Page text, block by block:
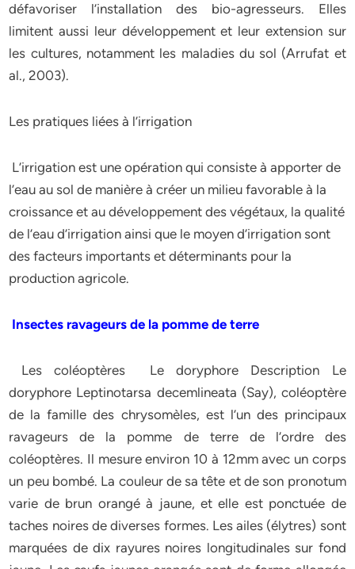
défavoriser l’installation des bio-agresseurs. Elles
limitent aussi leur développement et leur extension sur
les cultures, notamment les maladies du sol (Arrufat et
al., 2003).
Les pratiques liées à l’irrigation
L’irrigation est une opération qui consiste à apporter de
l’eau au sol de manière à créer un milieu favorable à la
croissance et au développement des végétaux, la qualité
de l’eau d’irrigation ainsi que le moyen d’irrigation sont
des facteurs importants et déterminants pour la
production agricole.
Insectes ravageurs de la pomme de terre
Les coléoptères Le doryphore Description Le
doryphore Leptinotarsa decemlineata (Say), coléoptère
de la famille des chrysomèles, est l’un des principaux
ravageurs de la pomme de terre de l’ordre des
coléoptères. Il mesure environ 10 à 12mm avec un corps
un peu bombé. La couleur de sa tête et de son pronotum
varie de brun orangé à jaune, et elle est ponctuée de
taches noires de diverses formes. Les ailes (élytres) sont
marquées de dix rayures noires longitudinales sur fond